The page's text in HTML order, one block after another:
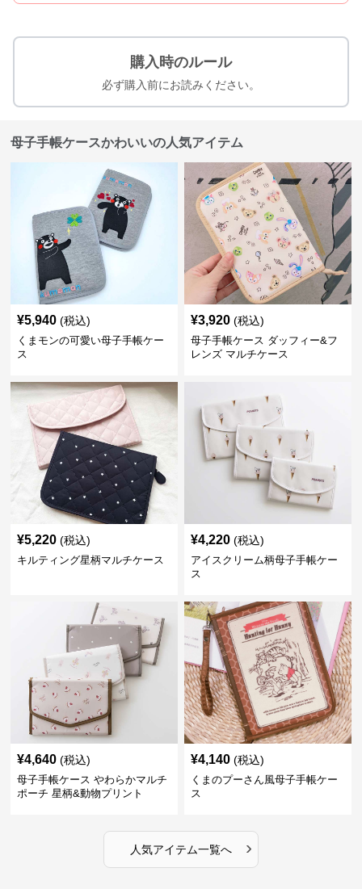
購入時のルール
必ず購入前にお読みください。
母子手帳ケースかわいいの人気アイテム
¥5,940 (税込)
くまモンの可愛い母子手帳ケー
ス
¥3,920 (税込)
母子手帳ケース ダッフィー&フ
レンズ マルチケース
¥5,220 (税込)
キルティング星柄マルチケース
¥4,220 (税込)
アイスクリーム柄母子手帳ケー
ス
¥4,640 (税込)
母子手帳ケース やわらかマルチ
ポーチ 星柄&動物プリント
¥4,140 (税込)
くまのプーさん風母子手帳ケー
ス
人気アイテム一覧へ ›